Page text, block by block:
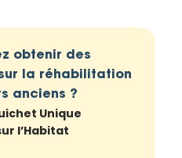
obtenir des
la réhabilitation
anciens ?
Unique
l’Habitat